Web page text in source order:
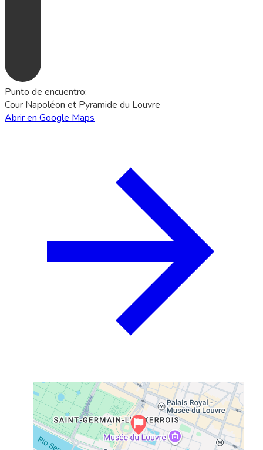
Punto de encuentro:
Cour Napoléon et Pyramide du Louvre
Abrir en Google Maps